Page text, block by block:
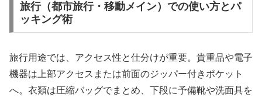
旅行（都市旅行・移動メイン）での使い方とパ
ッキング術
旅行用途では、アクセス性と仕分けが重要。貴重品や電子
機器は上部アクセスまたは前面のジッパー付きポケット
へ。衣類は圧縮バッグでまとめ、下段に予備靴や洗面具を